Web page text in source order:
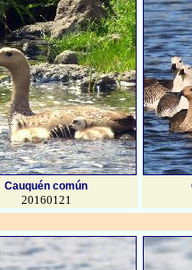
Cauquén común
20160121